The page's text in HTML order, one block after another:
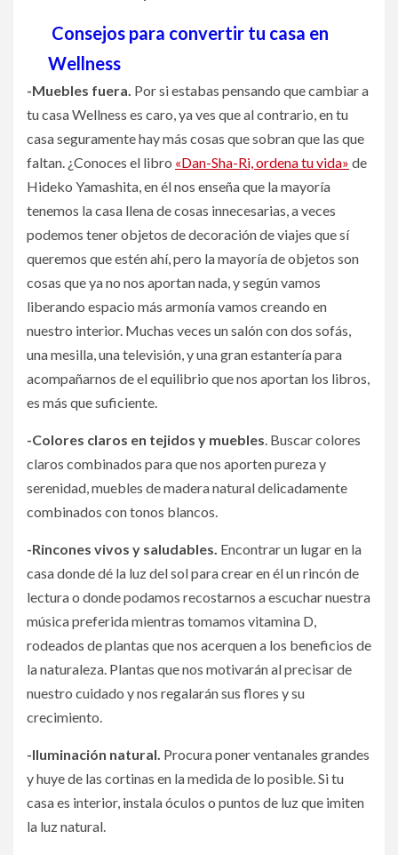
Consejos para convertir tu casa en
Wellness
-Muebles fuera. Por si estabas pensando que cambiar a
tu casa Wellness es caro, ya ves que al contrario, en tu
casa seguramente hay más cosas que sobran que las que
faltan. ¿Conoces el libro «Dan-Sha-Ri, ordena tu vida» de
Hideko Yamashita, en él nos enseña que la mayoría
tenemos la casa llena de cosas innecesarias, a veces
podemos tener objetos de decoración de viajes que sí
queremos que estén ahí, pero la mayoría de objetos son
cosas que ya no nos aportan nada, y según vamos
liberando espacio más armonía vamos creando en
nuestro interior. Muchas veces un salón con dos sofás,
una mesilla, una televisión, y una gran estantería para
acompañarnos de el equilibrio que nos aportan los libros,
es más que suficiente.
-Colores claros en tejidos y muebles . Buscar colores
claros combinados para que nos aporten pureza y
serenidad, muebles de madera natural delicadamente
combinados con tonos blancos.
-Rincones vivos y saludables. Encontrar un lugar en la
casa donde dé la luz del sol para crear en él un rincón de
lectura o donde podamos recostarnos a escuchar nuestra
música preferida mientras tomamos vitamina D,
rodeados de plantas que nos acerquen a los beneficios de
la naturaleza. Plantas que nos motivarán al precisar de
nuestro cuidado y nos regalarán sus flores y su
crecimiento.
-Iluminación natural. Procura poner ventanales grandes
y huye de las cortinas en la medida de lo posible. Si tu
casa es interior, instala óculos o puntos de luz que imiten
la luz natural.